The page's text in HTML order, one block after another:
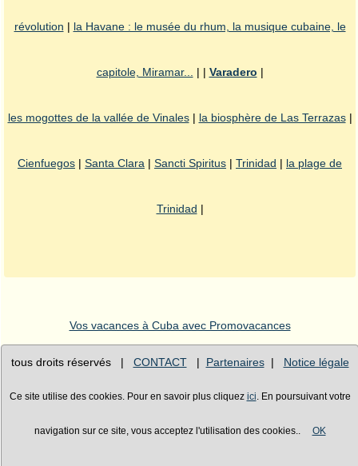
révolution | la Havane : le musée du rhum, la musique cubaine, le
capitole, Miramar... | | Varadero |
les mogottes de la vallée de Vinales| la biosphère de Las Terrazas|
Cienfuegos | Santa Clara | Sancti Spiritus | Trinidad | la plage de
Trinidad |
Vos vacances à Cuba avec Promovacances
tous droits réservés | CONTACT| Partenaires| Notice légale
Ce site utilise des cookies. Pour en savoir plus cliquez ici . En poursuivant votre
navigation sur ce site, vous acceptez l'utilisation des cookies.. OK